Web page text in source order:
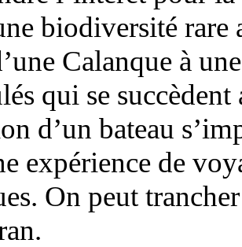
biodiversité
Calanque à
qui se
d’un bateau
expérience de
On peut